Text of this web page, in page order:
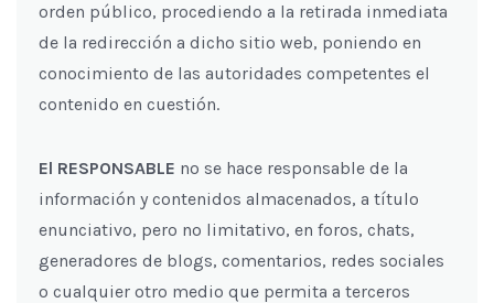
orden público, procediendo a la retirada inmediata
de la redirección a dicho sitio web, poniendo en
conocimiento de las autoridades competentes el
contenido en cuestión.
El RESPONSABLE no se hace responsable de la
información y contenidos almacenados, a título
enunciativo, pero no limitativo, en foros, chats,
generadores de blogs, comentarios, redes sociales
o cualquier otro medio que permita a terceros